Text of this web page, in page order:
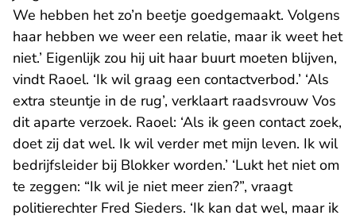
We hebben het zo’n beetje goedgemaakt. Volgens
haar hebben we weer een relatie, maar ik weet het
niet.’ Eigenlijk zou hij uit haar buurt moeten blijven,
vindt Raoel. ‘Ik wil graag een contactverbod.’ ‘Als
extra steuntje in de rug’, verklaart raadsvrouw Vos
dit aparte verzoek. Raoel: ‘Als ik geen contact zoek,
doet zij dat wel. Ik wil verder met mijn leven. Ik wil
bedrijfsleider bij Blokker worden.’ ‘Lukt het niet om
te zeggen: “Ik wil je niet meer zien?”, vraagt
politierechter Fred Sieders. ‘Ik kan dat wel, maar ik